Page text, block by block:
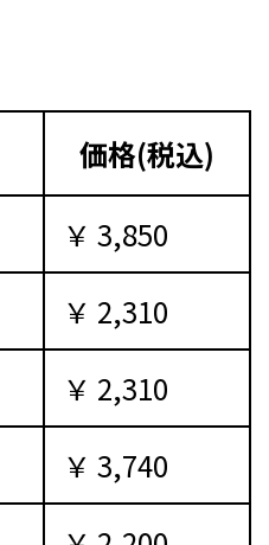
価格(税込)
￥ 3,850
￥ 2,310
￥ 2,310
￥ 3,740